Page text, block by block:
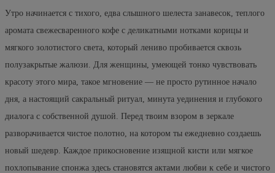
Утро начинается с тихого, едва слышного шелеста занавесок, теплого
аромата свежесваренного кофе с деликатными нотками корицы и
мягкого золотистого света, который лениво пробивается сквозь
полузакрытые жалюзи. Для женщины, умеющей тонко чувствовать
красоту этого мира, такое мгновение — не просто рутинное начало
дня, а настоящий сакральный ритуал, минута уединения и глубокого
диалога с собственной душой. Перед твоим взором в зеркале
разворачивается чистое полотно, на котором ты ежедневно создаешь
новый шедевр. Каждое прикосновение изящной кисти или мягкое
похлопывание спонжа здесь становятся актами любви к себе и чистого